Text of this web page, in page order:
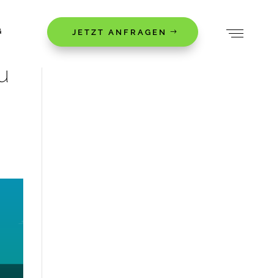
JETZT ANFRAGEN